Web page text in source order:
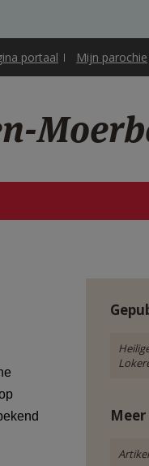
portaal Mijn parochie
Meer
Artikel